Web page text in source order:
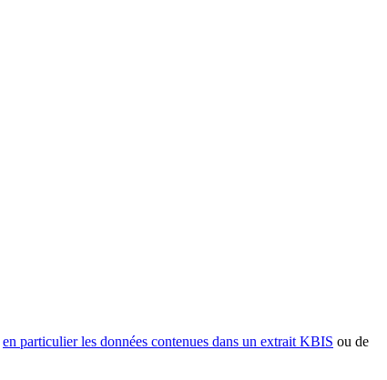
en particulier les données contenues dans un extrait KBIS ou de